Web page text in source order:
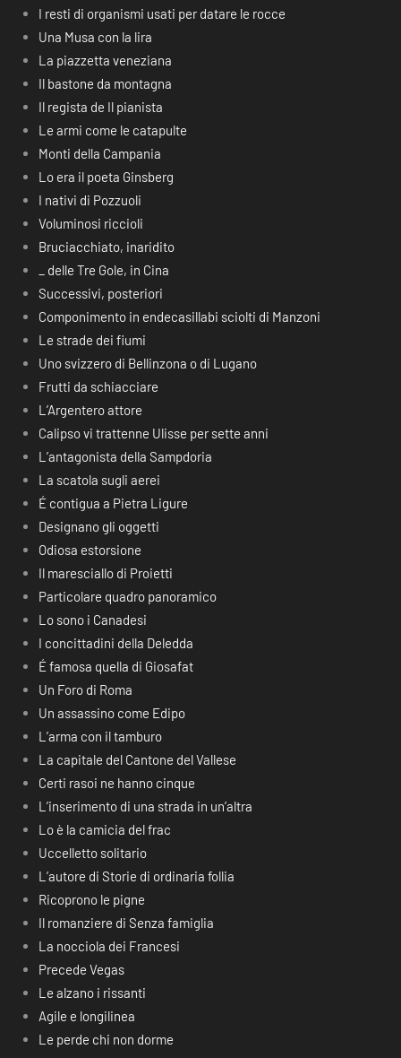
I resti di organismi usati per datare le rocce
Una Musa con la lira
La piazzetta veneziana
Il bastone da montagna
Il regista de Il pianista
Le armi come le catapulte
Monti della Campania
Lo era il poeta Ginsberg
I nativi di Pozzuoli
Voluminosi riccioli
Bruciacchiato, inaridito
_ delle Tre Gole, in Cina
Successivi, posteriori
Componimento in endecasillabi sciolti di Manzoni
Le strade dei fiumi
Uno svizzero di Bellinzona o di Lugano
Frutti da schiacciare
L’Argentero attore
Calipso vi trattenne Ulisse per sette anni
L’antagonista della Sampdoria
La scatola sugli aerei
É contigua a Pietra Ligure
Designano gli oggetti
Odiosa estorsione
Il maresciallo di Proietti
Particolare quadro panoramico
Lo sono i Canadesi
I concittadini della Deledda
É famosa quella di Giosafat
Un Foro di Roma
Un assassino come Edipo
L’arma con il tamburo
La capitale del Cantone del Vallese
Certi rasoi ne hanno cinque
L’inserimento di una strada in un’altra
Lo è la camicia del frac
Uccelletto solitario
L’autore di Storie di ordinaria follia
Ricoprono le pigne
Il romanziere di Senza famiglia
La nocciola dei Francesi
Precede Vegas
Le alzano i rissanti
Agile e longilinea
Le perde chi non dorme